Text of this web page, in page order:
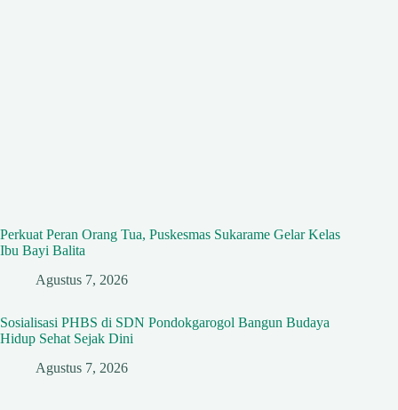
Perkuat Peran Orang Tua, Puskesmas Sukarame Gelar Kelas
Ibu Bayi Balita
Agustus 7, 2026
Sosialisasi PHBS di SDN Pondokgarogol Bangun Budaya
Hidup Sehat Sejak Dini
Agustus 7, 2026